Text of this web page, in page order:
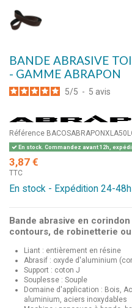
BANDE ABRASIVE
- GAMME ABRAPON
5/5 - 5 avis
Référence
En stock. Commandez avant 12h,
3,87 €
TTC
En stock - Expédition 24-48h
Bande abrasive en
contours, de robinetterie ou
Liant : entièrement en résine
Abrasif : oxyde d'aluminium
Support : coton J
Souplesse : Souple
Domaine d'application : Bois,
aluminium, aciers inoxydables